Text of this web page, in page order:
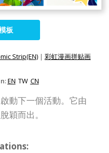
板
Strip(EN) | 彩虹漫画拼贴画
EN TW CN
動下一個活動。它由
穎而出。